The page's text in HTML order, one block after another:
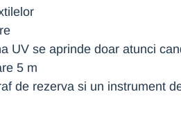
UV se aprinde doar atunci
5 m
de rezerva si un instrument